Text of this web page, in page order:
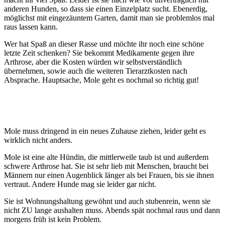
anderen Hunden, so dass sie einen Einzelplatz sucht. Ebenerdig,
möglichst mit eingezäuntem Garten, damit man sie problemlos mal
raus lassen kann.
Wer hat Spaß an dieser Rasse und möchte ihr noch eine schöne
letzte Zeit schenken? Sie bekommt Medikamente gegen ihre
Arthrose, aber die Kosten würden wir selbstverständlich
übernehmen, sowie auch die weiteren Tierarztkosten nach
Absprache. Hauptsache, Mole geht es nochmal so richtig gut!
Mole muss dringend in ein neues Zuhause ziehen, leider geht es
wirklich nicht anders.
Mole ist eine alte Hündin, die mittlerweile taub ist und außerdem
schwere Arthrose hat. Sie ist sehr lieb mit Menschen, braucht bei
Männern nur einen Augenblick länger als bei Frauen, bis sie ihnen
vertraut. Andere Hunde mag sie leider gar nicht.
Sie ist Wohnungshaltung gewöhnt und auch stubenrein, wenn sie
nicht ZU lange aushalten muss. Abends spät nochmal raus und dann
morgens früh ist kein Problem.